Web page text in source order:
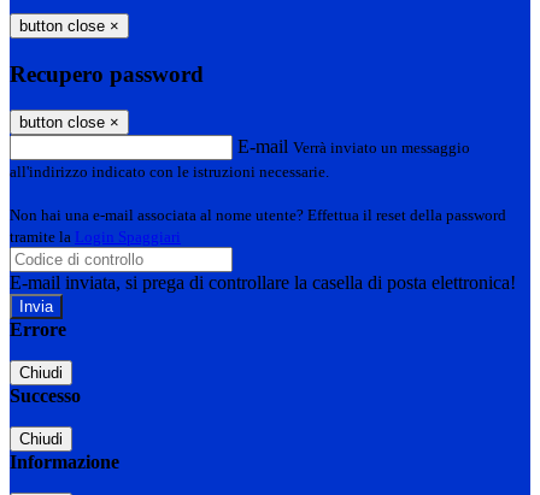
button close ×
Recupero password
button close ×
E-mail Verrà inviato un messaggio
all'indirizzo indicato con le istruzioni necessarie.
Non hai una e-mail associata al nome utente? Effettua il reset della password
tramite la Login Spaggiari
E-mail inviata, si prega di controllare la casella di posta elettronica!
Errore
Chiudi
Successo
Chiudi
Informazione